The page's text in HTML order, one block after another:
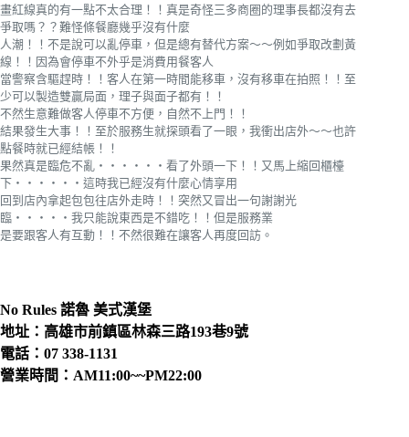
畫紅線真的有一點不太合理！！真是奇怪三多商圈的理事長都沒有去
爭取嗎？？難怪條餐廳幾乎沒有什麼
人潮！！不是說可以亂停車，但是總有替代方案～～例如爭取改劃黃
線！！因為會停車不外乎是消費用餐客人
當警察含驅趕時！！客人在第一時間能移車，沒有移車在拍照！！至
少可以製造雙贏局面，理子與面子都有！！
不然生意難做客人停車不方便，自然不上門！！
結果發生大事！！至於服務生就探頭看了一眼，我衝出店外～～也許
點餐時就已經結帳！！
果然真是臨危不亂‧‧‧‧‧‧看了外頭一下！！又馬上縮回櫃檯
下‧‧‧‧‧‧這時我已經沒有什麼心情享用
回到店內拿起包包往店外走時！！突然又冒出一句謝謝光
臨‧‧‧‧‧我只能說東西是不錯吃！！但是服務業
是要跟客人有互動！！不然很難在讓客人再度回訪。
No Rules 諾魯 美式漢堡
地址：高雄市前鎮區林森三路193巷9號
電話：07 338-1131
營業時間：AM11:00~~PM22:00